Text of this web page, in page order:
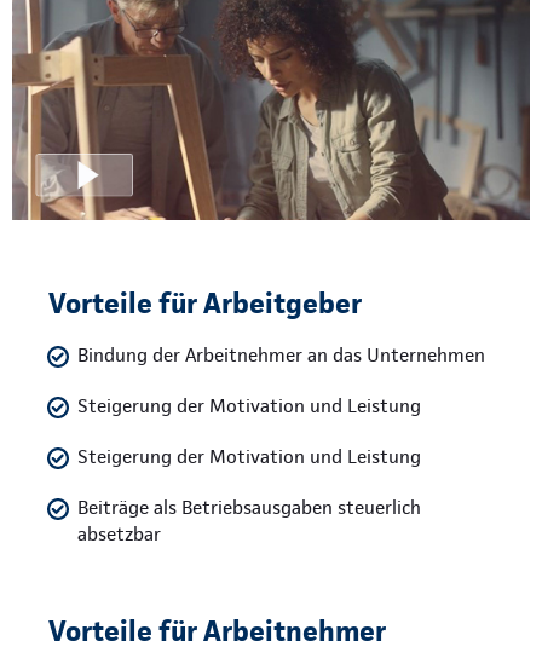
Vorteile für Arbeitgeber
Bindung der Arbeitnehmer an das Unternehmen
Steigerung der Motivation und Leistung
Steigerung der Motivation und Leistung
Beiträge als Betriebsausgaben steuerlich
absetzbar
Vorteile für Arbeitnehmer